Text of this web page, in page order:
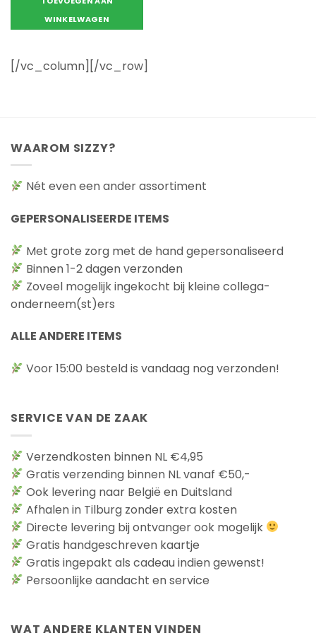
WINKELWAGEN
[/vc_column][/vc_row]
WAAROM SIZZY?
Nét even een ander assortiment
GEPERSONALISEERDE ITEMS
Met grote zorg met de hand gepersonaliseerd
Binnen 1-2 dagen verzonden
Zoveel mogelijk ingekocht bij kleine collega-
onderneem(st)ers
ALLE ANDERE ITEMS
Voor 15:00 besteld is vandaag nog verzonden!
SERVICE VAN DE ZAAK
Verzendkosten binnen NL €4,95
Gratis verzending binnen NL vanaf €50,-
Ook levering naar België en Duitsland
Afhalen in Tilburg zonder extra kosten
Directe levering bij ontvanger ook mogelijk
Gratis handgeschreven kaartje
Gratis ingepakt als cadeau indien gewenst!
Persoonlijke aandacht en service
WAT ANDERE KLANTEN VINDEN